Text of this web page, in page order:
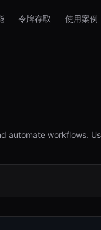
令牌存取 使用案例
automate workflows.